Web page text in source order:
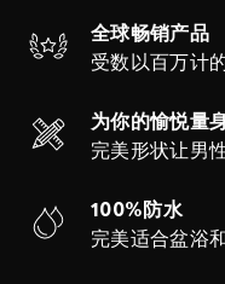
全球畅销产品
受数以百万计
为你的愉悦量
完美形状让男
100%防水
完美适合盆浴